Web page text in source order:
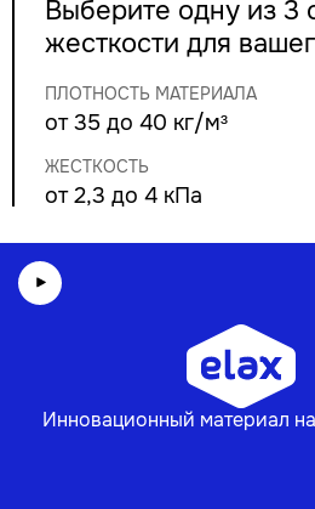
Выберите одну из 3
жесткости для
ПЛОТНОСТЬ МАТЕРИАЛА
от 35 до 40 кг/м³
ЖЕСТКОСТЬ
от 2,3 до 4 кПа
Инновационный материал